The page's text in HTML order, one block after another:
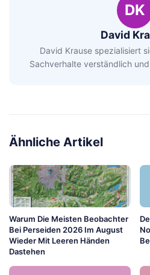
DK
David
David Krause spezialisiert
Sachverhalte verständlich
Ähnliche Artikel
Warum Die Meisten Beobachter
Bei Perseiden 2026 Im August
Wieder Mit Leeren Händen
Dastehen